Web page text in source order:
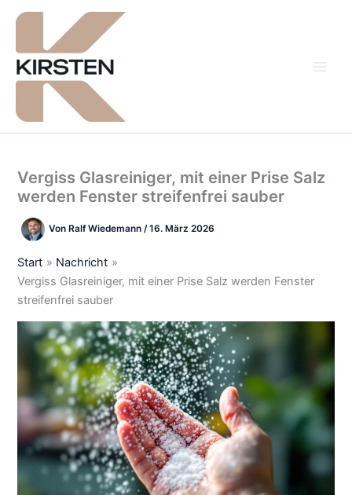
springen
Vergiss Glasreiniger, mit einer Prise Salz
werden Fenster streifenfrei sauber
Von Ralf Wiedemann/16. März 2026
Start
Nachricht
Vergiss Glasreiniger, mit einer Prise Salz werden Fenster
streifenfrei sauber